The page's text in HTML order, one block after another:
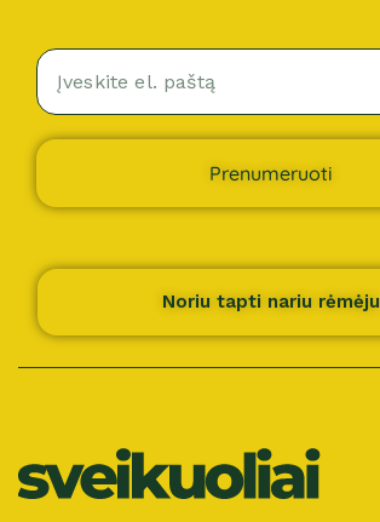
Prenumeruoti
Noriu tapti nariu rėmėju